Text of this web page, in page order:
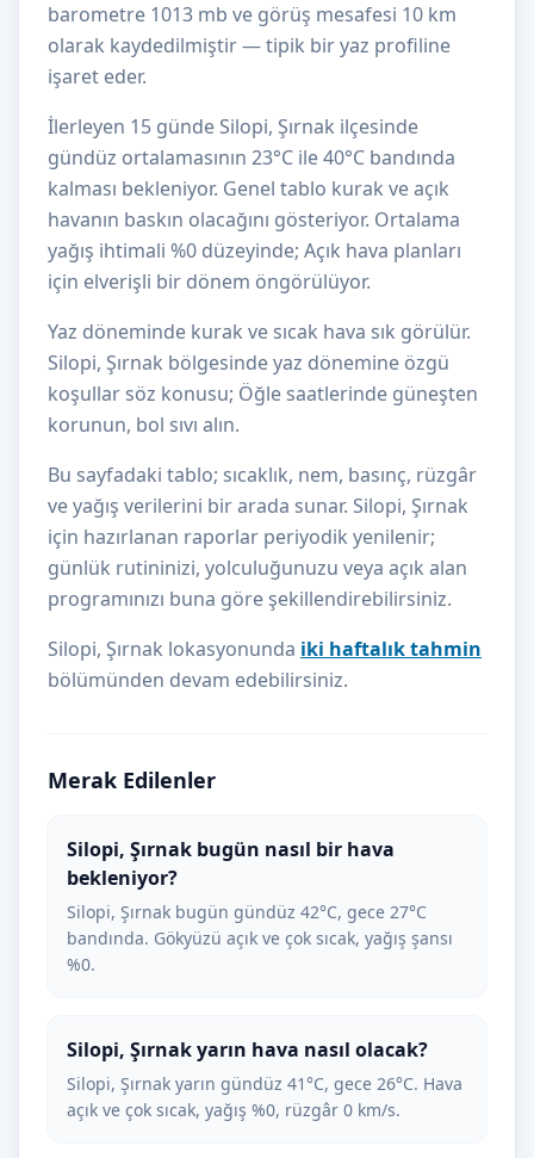
barometre 1013 mb ve görüş mesafesi 10 km
olarak kaydedilmiştir — tipik bir yaz profiline
işaret eder.
İlerleyen 15 günde Silopi, Şırnak ilçesinde
gündüz ortalamasının 23°C ile 40°C bandında
kalması bekleniyor. Genel tablo kurak ve açık
havanın baskın olacağını gösteriyor. Ortalama
yağış ihtimali %0 düzeyinde; Açık hava planları
için elverişli bir dönem öngörülüyor.
Yaz döneminde kurak ve sıcak hava sık görülür.
Silopi, Şırnak bölgesinde yaz dönemine özgü
koşullar söz konusu; Öğle saatlerinde güneşten
korunun, bol sıvı alın.
Bu sayfadaki tablo; sıcaklık, nem, basınç, rüzgâr
ve yağış verilerini bir arada sunar. Silopi, Şırnak
için hazırlanan raporlar periyodik yenilenir;
günlük rutininizi, yolculuğunuzu veya açık alan
programınızı buna göre şekillendirebilirsiniz.
Silopi, Şırnak lokasyonunda iki haftalık tahmin
bölümünden devam edebilirsiniz.
Merak Edilenler
Silopi, Şırnak bugün nasıl bir hava
bekleniyor?
Silopi, Şırnak bugün gündüz 42°C, gece 27°C
bandında. Gökyüzü açık ve çok sıcak, yağış şansı
%0.
Silopi, Şırnak yarın hava nasıl olacak?
Silopi, Şırnak yarın gündüz 41°C, gece 26°C. Hava
açık ve çok sıcak, yağış %0, rüzgâr 0 km/s.